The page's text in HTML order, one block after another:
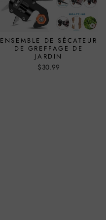
ENSEMBLE DE SÉCATEUR
DE GREFFAGE DE
JARDIN
$30.99